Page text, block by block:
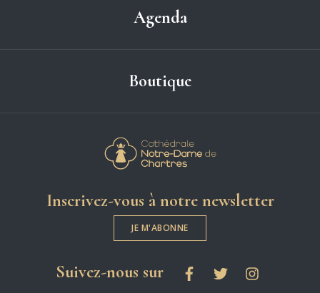
Agenda
Boutique
Inscrivez-vous à notre newsletter
JE M'ABONNE
Suivez-nous surles réseaux sociaux
FacebookTwitterInstagram